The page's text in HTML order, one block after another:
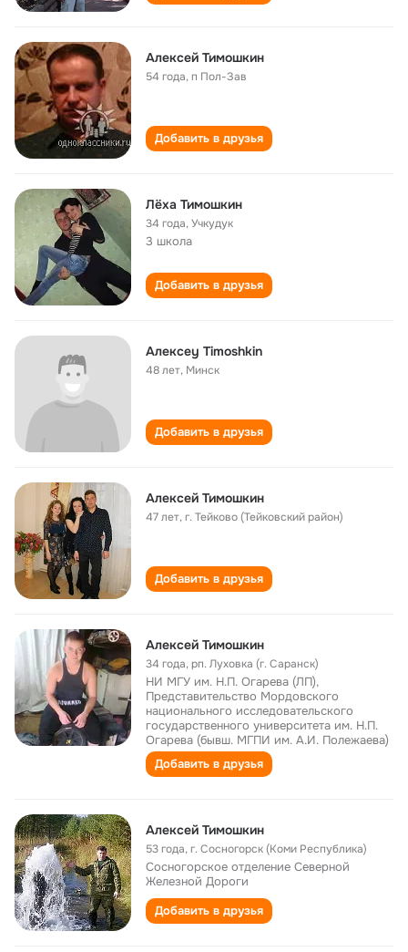
Алексей Тимошкин
54 года,п Пол-Зав
Добавить в друзья
Лёха Тимошкин
34 года,Учкудук
3 школа
Добавить в друзья
Aлексey Timoshkin
48 лет, Минск
Добавить в друзья
Алексей Тимошкин
47 лет,г. Тейково (Тейковский район)
Добавить в друзья
Алексей Тимошкин
34 года,рп. Луховка (г. Саранск)
НИ МГУ им. Н.П. Огарева (ЛП),
Представительство Мордовского
национального исследовательского
государственного университета им. Н.П.
Огарева (бывш. МГПИ им. А.И. Полежаева)
Добавить в друзья
Алексей Тимошкин
53 года,г. Сосногорск (Коми Республика)
Сосногорское отделение Северной
Железной Дороги
Добавить в друзья